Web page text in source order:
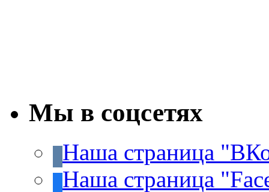
Мы в соцсетях
Наша страница
Наша страница